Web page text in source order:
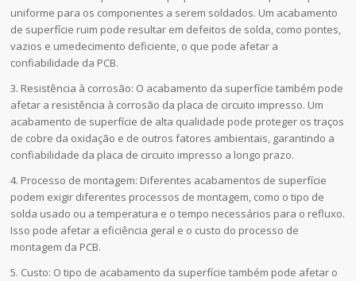
uniforme para os componentes a serem soldados. Um acabamento
de superfície ruim pode resultar em defeitos de solda, como pontes,
vazios e umedecimento deficiente, o que pode afetar a
confiabilidade da PCB.
3. Resistência à corrosão: O acabamento da superfície também pode
afetar a resistência à corrosão da placa de circuito impresso. Um
acabamento de superfície de alta qualidade pode proteger os traços
de cobre da oxidação e de outros fatores ambientais, garantindo a
confiabilidade da placa de circuito impresso a longo prazo.
4. Processo de montagem: Diferentes acabamentos de superfície
podem exigir diferentes processos de montagem, como o tipo de
solda usado ou a temperatura e o tempo necessários para o refluxo.
Isso pode afetar a eficiência geral e o custo do processo de
montagem da PCB.
5. Custo: O tipo de acabamento da superfície também pode afetar o